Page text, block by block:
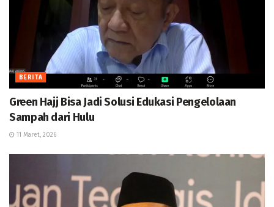
BERITA
Green Hajj Bisa Jadi Solusi Edukasi Pengelolaan
Sampah dari Hulu
11 Maret, 2026